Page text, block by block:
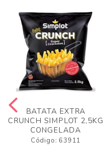
BATATA EXTRA
CRUNCH SIMPLOT 2,5KG
CONGELADA
Código: 63911